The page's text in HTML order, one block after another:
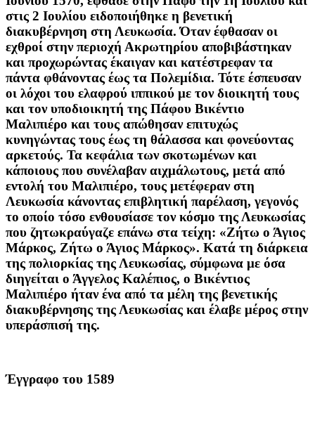
στις 2 Ιουλίου ειδοποιήθηκε η βενετική
διακυβέρνηση στη Λευκωσία. Όταν έφθασαν οι
εχθροί στην περιοχή Ακρωτηρίου αποβιβάστηκαν
και προχωρώντας έκαιγαν και κατέστρεφαν τα
πάντα φθάνοντας έως τα Πολεμίδια. Τότε έσπευσαν
οι λόχοι του ελαφρού ιππικού με τον διοικητή τους
και τον υποδιοικητή της Πάφου Βικέντιο
Μαλιπιέρο και τους απώθησαν επιτυχώς
κυνηγώντας τους έως τη θάλασσα και φονεύοντας
αρκετούς. Τα κεφάλια των σκοτωμένων και
κάποιους που συνέλαβαν αιχμάλωτους, μετά από
εντολή του Μαλιπιέρο, τους μετέφεραν στη
Λευκωσία κάνοντας επιβλητική παρέλαση, γεγονός
το οποίο τόσο ενθουσίασε τον κόσμο της Λευκωσίας
που ζητωκραύγαζε επάνω στα τείχη: «Ζήτω ο Άγιος
Μάρκος, Ζήτω ο Άγιος Μάρκος». Κατά τη διάρκεια
της πολιορκίας της Λευκωσίας, σύμφωνα με όσα
διηγείται ο Άγγελος Καλέπιος, ο Βικέντιος
Μαλιπιέρο ήταν ένα από τα μέλη της βενετικής
διακυβέρνησης της Λευκωσίας και έλαβε μέρος στην
υπεράσπισή της.
Έγγραφο του 1589